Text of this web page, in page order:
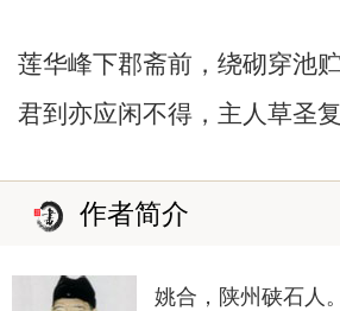
莲华峰下郡斋前，绕砌穿池贮
君到亦应闲不得，主人草圣复
作者简介
姚合，陕州硖石人